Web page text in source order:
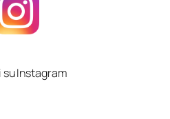
su Instagram